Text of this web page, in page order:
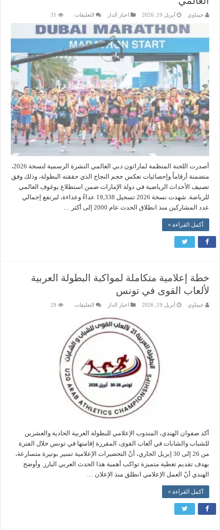
خيماوي أبريل 19, 2026 اخبار الدار التعليقاتعلى
مشارك
في
26
عاماً
من
ماراثون
دبي
العالمي
مغلقة
31
أصدرت اللجنة المنظمة لماراثون دبي العالمي النشرة الرسمية لنسخة 2026،
متضمنة أرقاماً وإحصائيات تعكس حجم النجاح الذي حققته البطولة، وذلك وفق
تصنيف الأحداث الرياضية في دولة الإمارات ضمن استطلاع يوغوف العالمي
للرياضة. شهدت نسخة 2026 تسجيل 19,338 عداءً وعداءة، ليرتفع إجمالي
عدد المشاركين منذ انطلاق الحدث عام 2000 إلى أكثر …
أكمل القراءة »
خطة إعلامية متكاملة لمواكبة البطولة العربية
لألعاب القوى في تونس
خيماوي أبريل 19, 2026 اخبار الدار التعليقاتعلى
البطولة
العربية
لألعاب
القوى
في
تونس
مغلقة
29
أكد صفوان الهندي، المندوب الإعلامي للبطولة العربية الحادية والعشرين
للشباب والشابات في ألعاب القوى، المقررة إقامتها في تونس خلال الفترة
من 26 إلى 30 إبريل الجاري، أنّ التحضيرات الإعلامية تسير بوتيرة متسارعة،
بهدف تقديم تغطية متميزة تواكب أهمية هذا الحدث العربي البارز. وأوضح
الهندي أنّ العمل الإعلامي انطلق منذ الإعلان …
أكمل القراءة »